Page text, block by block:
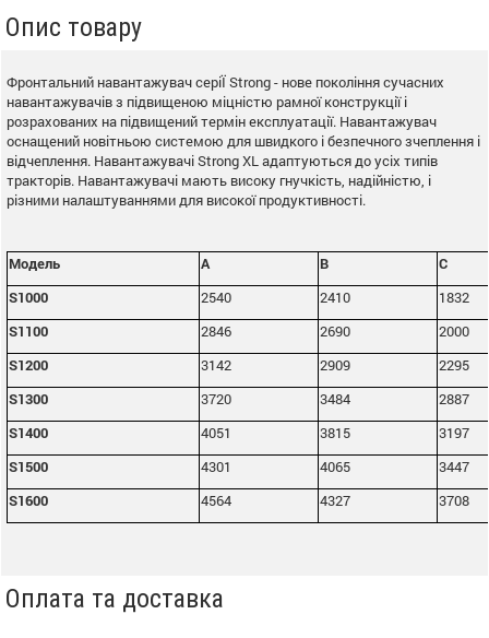
Опис товару
Фронтальний навантажувач серіЇ Strong - нове покоління сучасних
навантажувачів з підвищеною міцністю рамної конструкції і
розрахованих на підвищений термін експлуатації. Навантажувач
оснащений новітньою системою для швидкого і безпечного зчеплення і
відчеплення. Навантажувачі Strong XL адаптуються до усіх типів
тракторів. Навантажувачі мають високу гнучкість, надійністю, і
різними налаштуваннями для високої продуктивності.
Модель А В
С
S1000
2540 2410
1832
S1100
2846 2690
2000
S1200
3142 2909
2295
S1300
3720 3484
2887
S1400
4051 3815
3197
S1500
4301 4065
3447
S1600
4564 4327 3708
Оплата та доставка